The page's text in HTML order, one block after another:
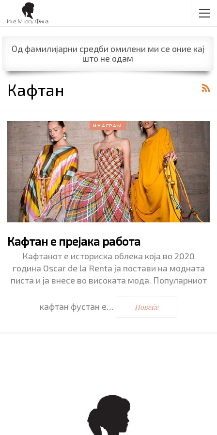
Од фамилијарни средби омилени ми се оние кај
што не одам
Кафтан
ИНАГРАМ
Кафтан е прејака работа
Кафтанот е историска облека која во 2020
година Oscar de la Renta ја постави на модната
писта и ја внесе во високата мода. Популарниот
кафтан фустан е… Повеќе